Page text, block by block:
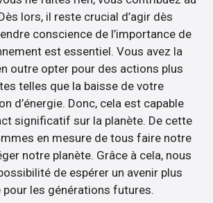
lors, il reste crucial d’agir dès
conscience de l’importance de
est essentiel. Vous avez la
outre opter pour des actions plus
telles que la baisse de votre
d’énergie. Donc, cela est capable
significatif sur la planète. De cette
en mesure de tous faire notre
notre planète. Grâce à cela, nous
de espérer un avenir plus
pour les générations futures.